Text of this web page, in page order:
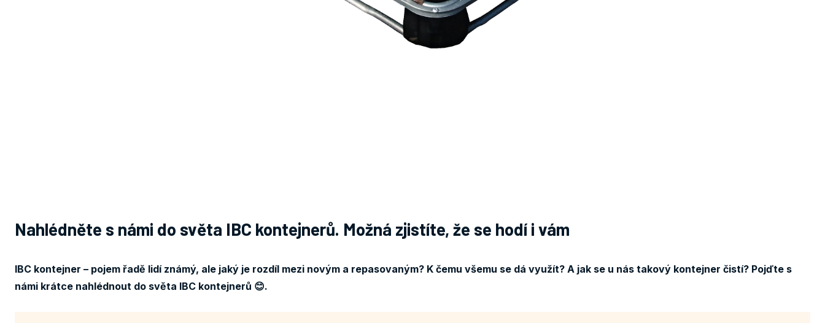
Nahlédněte s námi do světa IBC kontejnerů. Možná zjistíte, že se hodí i vám
IBC kontejner – pojem řadě lidí známý, ale jaký je rozdíl mezi novým a repasovaným? K čemu všemu se dá využít? A jak se u nás takový kontejner čistí? Pojďte s
námi krátce nahlédnout do světa IBC kontejnerů 😊.